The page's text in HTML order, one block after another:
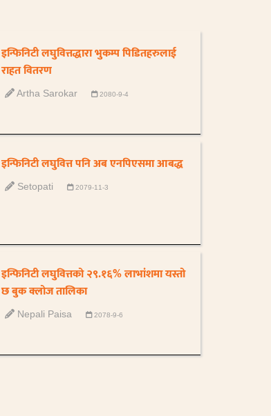
इन्फिनिटी लघुवित्तद्धारा भुकम्प पिडितहरुलाई
राहत वितरण
Artha Sarokar 2080-9-4
इन्फिनिटी लघुवित्त पनि अब एनपिएसमा आबद्ध
Setopati 2079-11-3
इन्फिनिटी लघुवित्तको २९.१६% लाभांशमा यस्तो
छ बुक क्लोज तालिका
Nepali Paisa 2078-9-6